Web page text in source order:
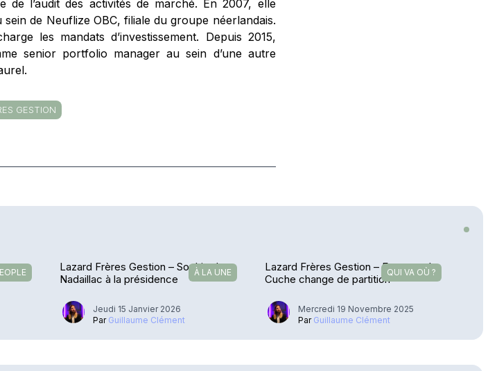
de l’audit des activités de marché. En 2007, elle
de Neuflize OBC, filiale du groupe néerlandais.
les mandats d’investissement. Depuis 2015,
senior portfolio manager au sein d’une autre
GESTION
À LA UNE
Lazard Frères Gestion – Sophie de
Nadaillac à la présidence
Jeudi 15 Janvier 2026
Par Guillaume Clément
QUI VA OÙ ?
Lazard Frères Gestion – Emmanuel
Cuche change de partition
Mercredi 19 Novembre 2025
Par Guillaume Clément